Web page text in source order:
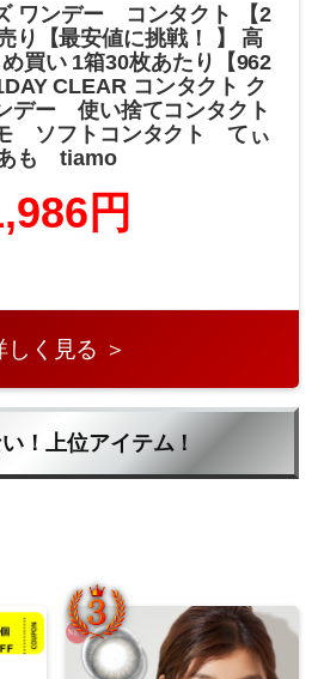
ワンデー コンタクト 【2
り【最安値に挑戦！ 】 高
買い 1箱30枚あたり【962
CLEAR コンタクト ク
デー 使い捨てコンタクト
ソフトコンタクト てぃ
も tiamo
円
しく見る ＞
！上位アイテム！